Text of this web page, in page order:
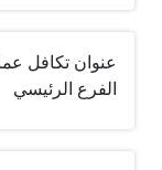
عنوان تكافل
الفرع الرئيسي